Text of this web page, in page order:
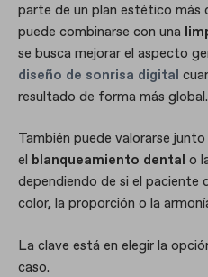
parte de un plan estético más
puede combinarse con una
se busca mejorar el aspecto
diseño de sonrisa digital
resultado de forma más global.
También puede valorarse
el blanqueamiento dental o
dependiendo de si el paciente
color, la proporción o la
La clave está en elegir la
caso.